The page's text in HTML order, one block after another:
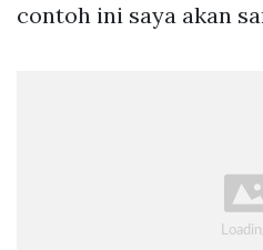
contoh ini saya akan